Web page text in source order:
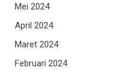
Mei 2024
April 2024
Maret 2024
Februari 2024